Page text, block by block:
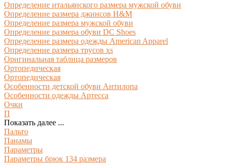
Определение итальянского размера мужской обуви
Определение размера джинсов H&M
Определение размера мужской обуви
Определение размера обуви DC Shoes
Определение размера одежды American Apparel
Определение размера трусов xs
Оригинальная таблица размеров
Ортопедическая
Ортопедическая
Особенности детской обуви Антилопа
Особенности одежды Артесса
Очки
П
Показать далее ...
Пальто
Панамы
Параметры
Параметры брюк 134 размера